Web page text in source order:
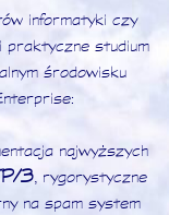
informatyki czy
studium
środowisku
najwyższych
3, rygorystyczne
na spam system